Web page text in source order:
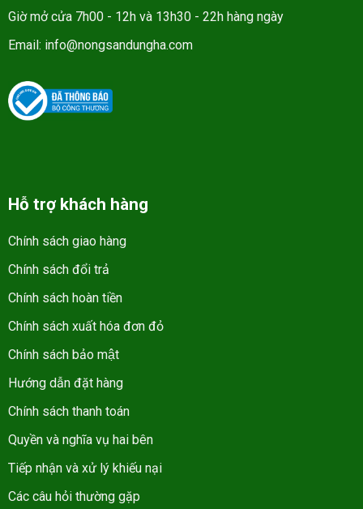
Giờ mở cửa 7h00 - 12h và 13h30 - 22h hàng ngày
Email: info@nongsandungha.com
Hỗ trợ khách hàng
Chính sách giao hàng
Chính sách đổi trả
Chính sách hoàn tiền
Chính sách xuất hóa đơn đỏ
Chính sách bảo mật
Hướng dẫn đặt hàng
Chính sách thanh toán
Quyền và nghĩa vụ hai bên
Tiếp nhận và xử lý khiếu nại
Các câu hỏi thường gặp